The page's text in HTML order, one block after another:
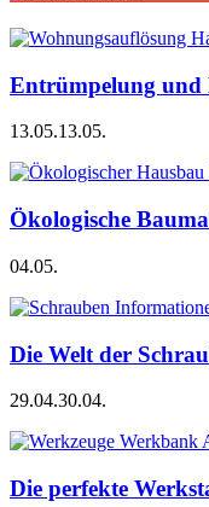
Entrümpelung und
13.05.13.05.
Ökologische
04.05.
Die Welt der
29.04.30.04.
Die perfekte